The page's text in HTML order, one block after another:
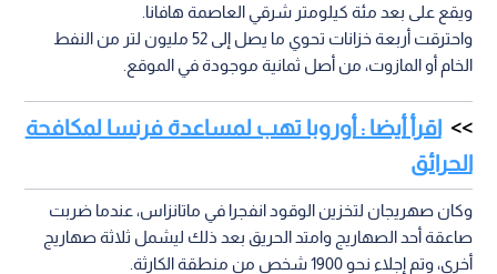
ويقع على بعد مئة كيلومتر شرقي العاصمة هافانا.
واحترقت أربعة خزانات تحوي ما يصل إلى 52 مليون لتر من النفط
الخام أو المازوت، من أصل ثمانية موجودة في الموقع.
اقرأ أيضا : أوروبا تهب لمساعدة فرنسا لمكافحة
الحرائق
وكان صهريجان لتخزين الوقود انفجرا في ماتانزاس، عندما ضربت
صاعقة أحد الصهاريج وامتد الحريق بعد ذلك ليشمل ثلاثة صهاريج
أخرى، وتم إجلاء نحو 1900 شخص من منطقة الكارثة.